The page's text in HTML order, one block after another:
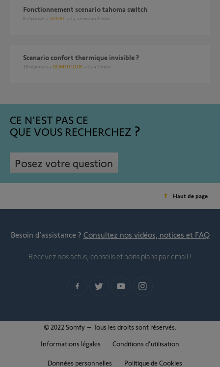
Fonctionnement scenario tahoma switch
8 réponses VOLET il y a environ 2 mois
Scenario confort thermique invisible ?
18 réponses DOMOTIQUE il y a 3 mois
CE N'EST PAS CE
QUE VOUS RECHERCHEZ
Posez votre question
Haut de page
Besoin d’assistance ? Consultez nos vidéos, notices et FAQ
Recevez nos actus, conseils et bons plans par email !
© 2022 Somfy – Tous les droits sont réservés.
Informations légales
Conditions d'utilisation
Données personnelles Politique de Cookies